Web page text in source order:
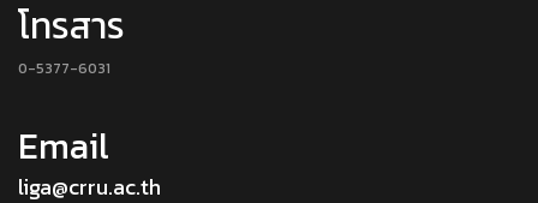
โทรสาร
0-5377-6031
Email
liga@crru.ac.th